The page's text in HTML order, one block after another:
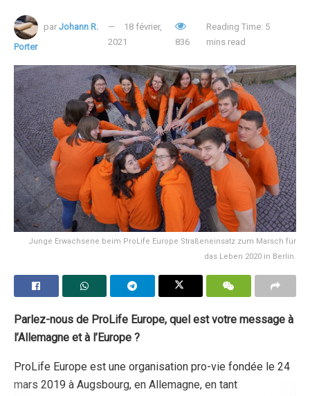
par Johann R.
Porter
18 février,
2021
836
Reading Time: 5
mins read
Junge Erwachsene beim ProLife Europe Straßeneinsatz zum Marsch für
das Leben 2020 in Berlin.
Parlez-nous de ProLife Europe, quel est votre message à
l’Allemagne et à l’Europe ?
ProLife Europe est une organisation pro-vie fondée le 24
mars 2019 à Augsbourg, en Allemagne, en tant